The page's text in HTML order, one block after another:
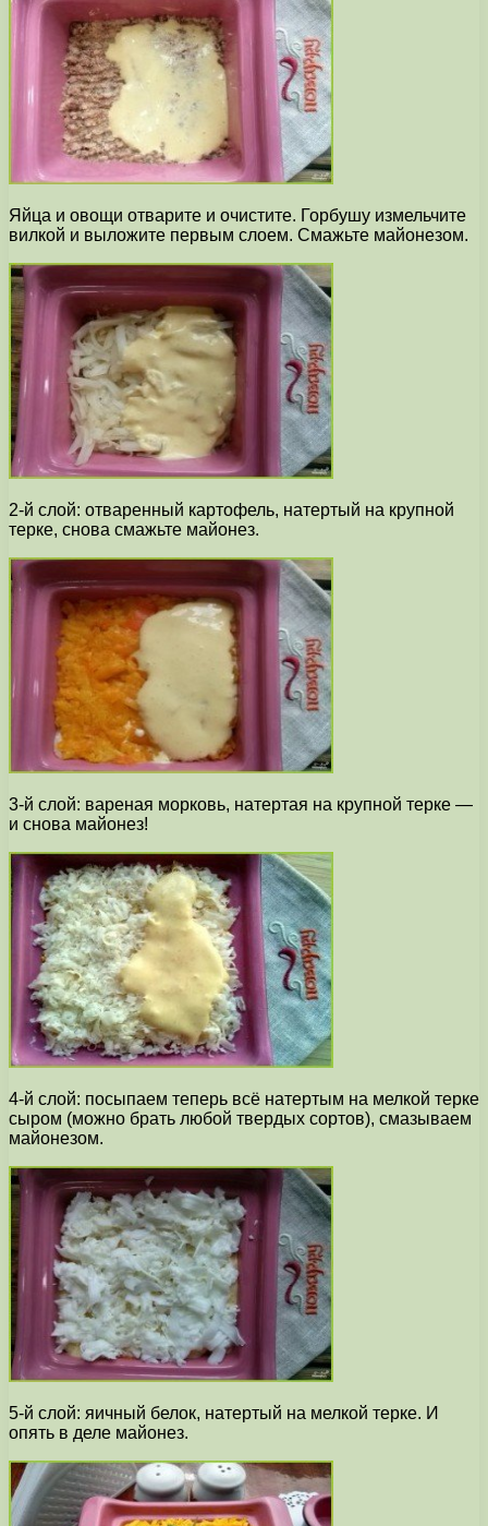
Яйца и овощи отварите и очистите. Горбушу измельчите
вилкой и выложите первым слоем. Смажьте майонезом.
2-й слой: отваренный картофель, натертый на крупной
терке, снова смажьте майонез.
3-й слой: вареная морковь, натертая на крупной терке —
и снова майонез!
4-й слой: посыпаем теперь всё натертым на мелкой терке
сыром (можно брать любой твердых сортов), смазываем
майонезом.
5-й слой: яичный белок, натертый на мелкой терке. И
опять в деле майонез.